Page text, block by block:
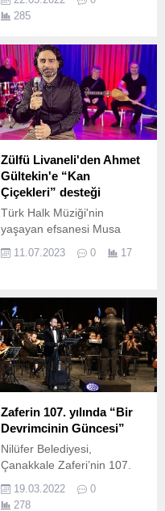
adlı tiyatro oyunu
Nevşehir’de sahnelenecek.
285
Zülfü Livaneli'den Ahmet
Gültekin'e “Kan
Çiçekleri” desteği
Türk Halk Müziği'nin
yaşayan efsanesi Musa
adından söz ettiren Ahmet
eserini yorumladı.
11.07.2023 0 17
Zaferin 107. yılında “Bir
Devrimcinin Güncesi”
Nilüfer Belediyesi,
Çanakkale Zaferi’nin 107.
19.03.2022
0
278